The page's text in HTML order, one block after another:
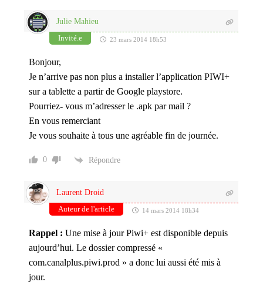
Julie Mahieu
Invité.e
23 mars 2014 18h53
Bonjour,
Je n’arrive pas non plus a installer l’application PIWI+
sur a tablette a partir de Google playstore.
Pourriez- vous m’adresser le .apk par mail ?
En vous remerciant
Je vous souhaite à tous une agréable fin de journée.
0 Répondre
Laurent Droid
Auteur de l'article
14 mars 2014 18h34
Rappel : Une mise à jour Piwi+ est disponible depuis
aujourd’hui. Le dossier compressé «
com.canalplus.piwi.prod » a donc lui aussi été mis à
jour.